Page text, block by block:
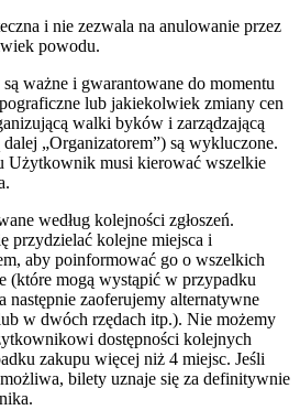
i nie zezwala na anulowanie przez
powodu.
ważne i gwarantowane do momentu
lub jakiekolwiek zmiany cen
walki byków i zarządzającą
„Organizatorem”) są wykluczone.
Użytkownik musi kierować wszelkie
według kolejności zgłoszeń.
przydzielać kolejne miejsca i
aby poinformować go o wszelkich
(które mogą wystąpić w przypadku
następnie zaoferujemy alternatywne
w dwóch rzędach itp.). Nie możemy
dostępności kolejnych
zakupu więcej niż 4 miejsc. Jeśli
bilety uznaje się za definitywnie